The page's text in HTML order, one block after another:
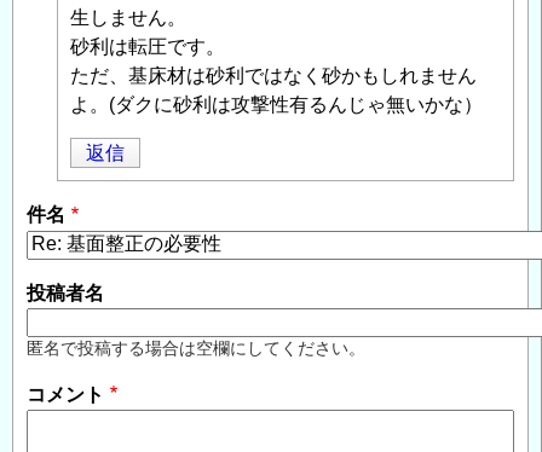
稿
者
に
よ
る
「Re:
面
整
正
の
必
性 」
生しません。
砂利は転圧です。
ただ、基床材は砂利ではなく砂かもしれません
よ。(ダクに砂利は攻撃性有るんじゃ無いかな）
返信
件名
投稿者名
匿名で投稿する場合は空欄にしてください。
コメント